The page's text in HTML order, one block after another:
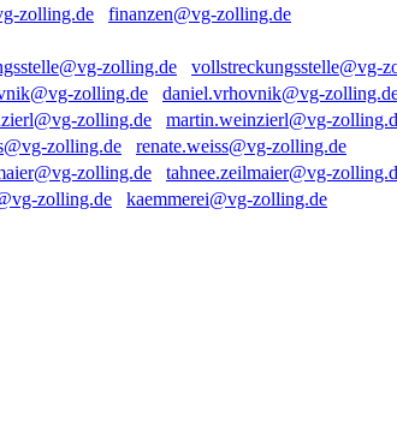
finanzen@vg-zolling.de
vollstreckungsstelle@vg-
daniel.vrhovnik@vg-
martin.weinzierl@vg-
renate.weiss@vg-zolling.de
tahnee.zeilmaier@vg-
kaemmerei@vg-zolling.de